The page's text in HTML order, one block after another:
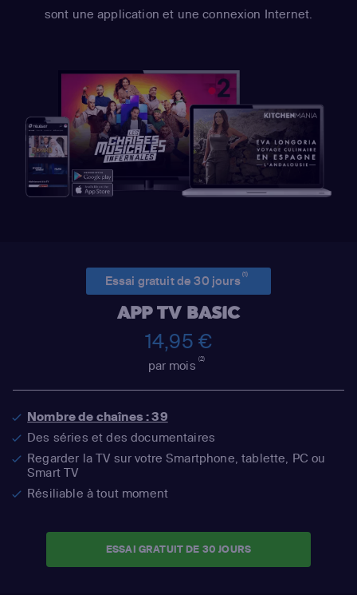
sont une application et une connexion Internet.
Essai gratuit de 30 jours(1)
APP TV BASIC
14,95 €
par mois(2)
Nombre de chaînes : 39
Des séries et des documentaires
Regarder la TV sur votre Smartphone, tablette, PC ou
Smart TV
Résiliable à tout moment
ESSAI GRATUIT DE 30 JOURS